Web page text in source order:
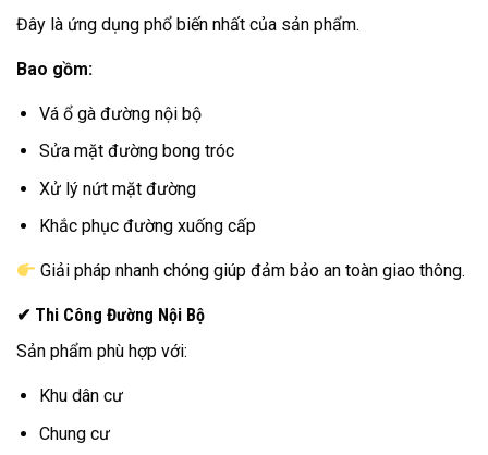
Đây là ứng dụng phổ biến nhất của sản phẩm.
Bao gồm:
Vá ổ gà đường nội bộ
Sửa mặt đường bong tróc
Xử lý nứt mặt đường
Khắc phục đường xuống cấp
Giải pháp nhanh chóng giúp đảm bảo an toàn giao thông.
✔ Thi Công Đường Nội Bộ
Sản phẩm phù hợp với:
Khu dân cư
Chung cư